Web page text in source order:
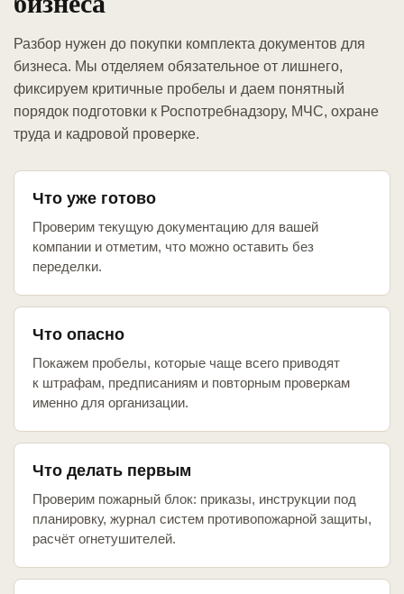
Разбор нужен до покупки комплекта документов для
бизнеса. Мы отделяем обязательное от лишнего,
фиксируем критичные пробелы и даем понятный
порядок подготовки к Роспотребнадзору, МЧС, охране
труда и кадровой проверке.
Что уже готово
Проверим текущую документацию для вашей
компании и отметим, что можно оставить без
переделки.
Что опасно
Покажем пробелы, которые чаще всего приводят
к штрафам, предписаниям и повторным проверкам
именно для организации.
Что делать первым
Проверим пожарный блок: приказы, инструкции под
планировку, журнал систем противопожарной защиты,
расчёт огнетушителей.